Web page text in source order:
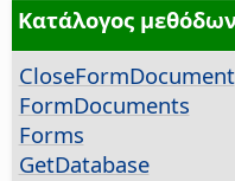
Κατάλογος
CloseFormDocument
FormDocuments
Forms
GetDatabase